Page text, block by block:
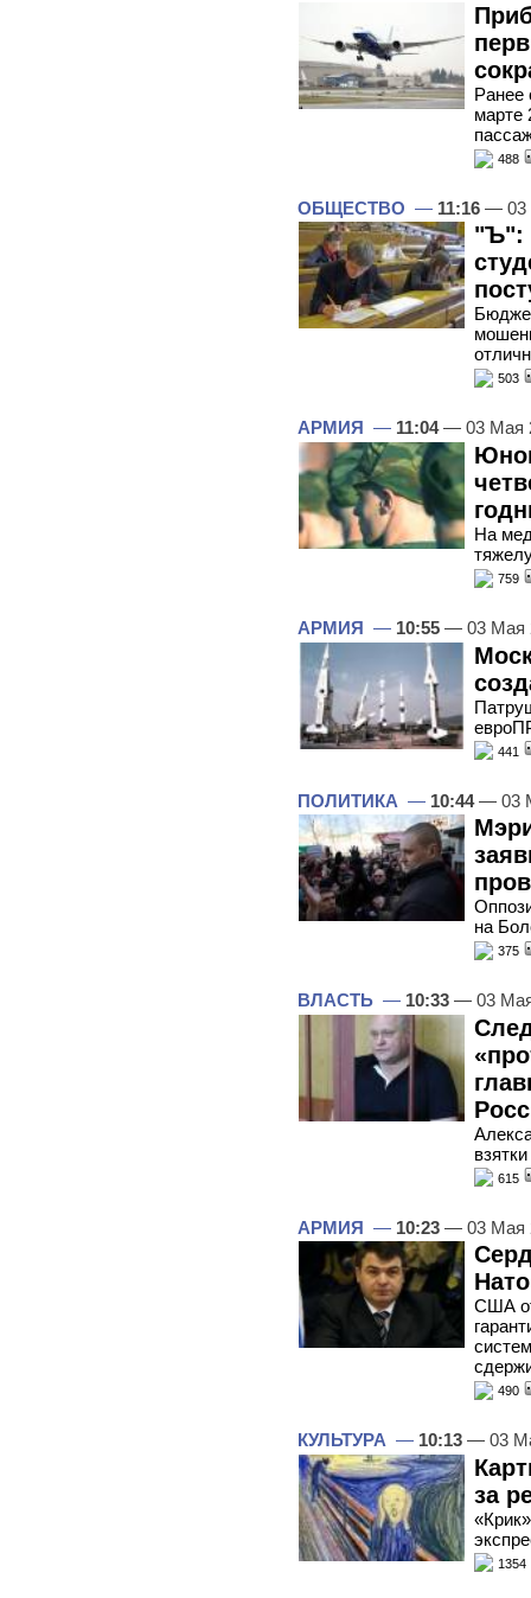
Ранее
марте
488
ОБЩЕСТВО — 11:16 — 03
"Ъ":
503
АРМИЯ — 11:04— 03 Мая
На
759
АРМИЯ — 10:55 — 03 Мая
441
ПОЛИТИКА — 10:44— 03
на
375
ВЛАСТЬ — 10:33 — 03
615
АРМИЯ — 10:23 — 03 Мая
США
490
КУЛЬТУРА — 10:13 — 03
за
1354